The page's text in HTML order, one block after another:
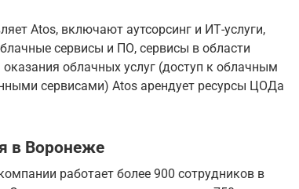
Atos, включают аутсорсинг и ИТ-услуги,
сервисы и ПО, сервисы в области
облачных услуг (доступ к облачным
сервисами) Atos арендует ресурсы ЦОДа
в Воронеже
работает более 900 сотрудников в